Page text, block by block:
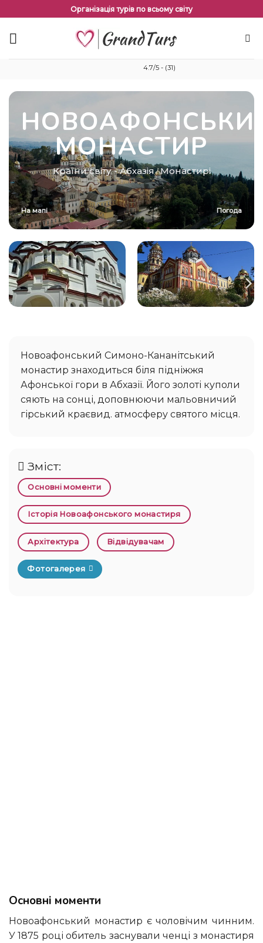
змісту
Організація турів по всьому світу
4.7/5 - (31)
НОВОАФОНСЬКИЙ
МОНАСТИР
Країни світу-Абхазія / Монастирі
На мапі Погода
Новоафонський Симоно-Кананітський
монастир знаходиться біля підніжжя
Афонської гори в Абхазії. Його золоті куполи
сяють на сонці, доповнюючи мальовничий
гірський краєвид. атмосферу святого місця.
Зміст:
Основні моменти
Історія Новоафонського монастиря
Архітектура Відвідувачам
Фотогалерея
Основні моменти
Новоафонський монастир є чоловічим чинним.
У 1875 році обитель заснували ченці з монастиря